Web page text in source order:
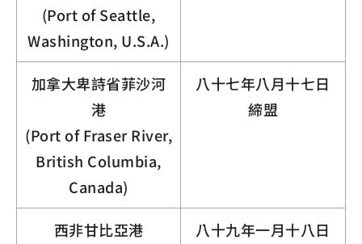
(Port of Seattle,
Washington, U.S.A.)
加拿大卑詩省菲沙河
港
(Port of Fraser River,
British Columbia,
Canada)
八十七年八月十七日
締盟
西非甘比亞港
八十九年一月十八日